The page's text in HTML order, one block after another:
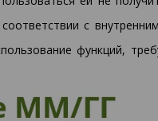
с
функций,